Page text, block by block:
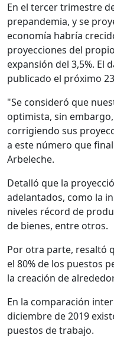
En el tercer trimestre
prepandemia, y se
economía habría
proyecciones del
expansión del 3,5%. El
publicado el próximo
"Se consideró que
optimista, sin
corrigiendo sus
a este número que
Arbeleche.
Detalló que la
adelantados, como la
niveles récord de
de bienes, entre otros.
Por otra parte, resaltó
el 80% de los puestos
la creación de
En la comparación
diciembre de 2019
puestos de trabajo.